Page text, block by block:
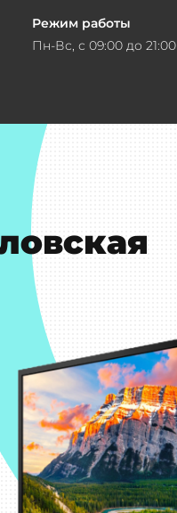
Режим работы
Пн-Вс, с 09:00 до 21:00